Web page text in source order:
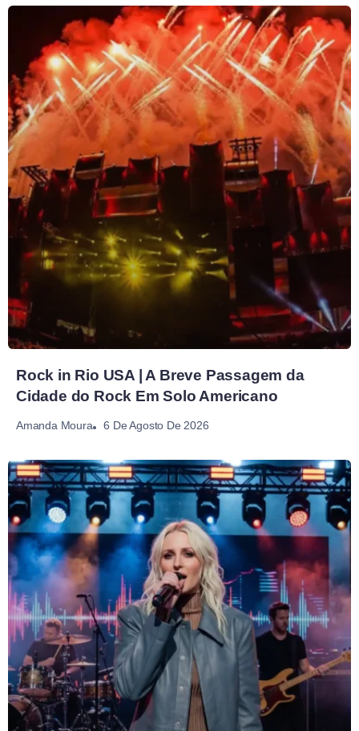
Rock in Rio USA | A Breve Passagem da
Cidade do Rock Em Solo Americano
Amanda Moura 6 De Agosto De 2026